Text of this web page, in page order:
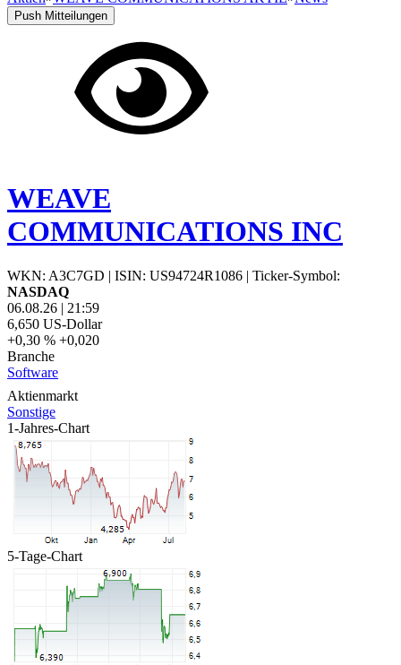
Push Mitteilungen
WEAVE
COMMUNICATIONS INC
WKN: A3C7GD | ISIN: US94724R1086 | Ticker-Symbol:
NASDAQ
06.08.26 | 21:59
6,650 US-Dollar
+0,30 % +0,020
Branche
Software
Aktienmarkt
Sonstige
1-Jahres-Chart
5-Tage-Chart